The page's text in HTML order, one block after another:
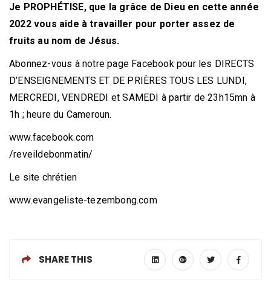
Je PROPHÉTISE, que la grâce de Dieu en cette année
2022 vous aide à travailler pour porter assez de
fruits au nom de Jésus.
Abonnez-vous à notre page Facebook pour les DIRECTS
D’ENSEIGNEMENTS ET DE PRIÈRES TOUS LES LUNDI,
MERCREDI, VENDREDI et SAMEDI à partir de 23h15mn à
1h ; heure du Cameroun.
www.facebook.com
/reveildebonmatin/
Le site chrétien
www.evangeliste-tezembong.com
SHARE THIS